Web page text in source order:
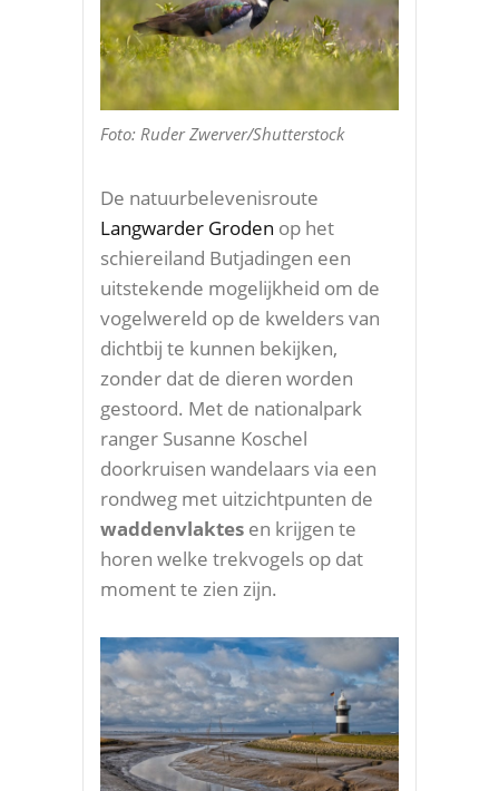
Foto: Ruder Zwerver/Shutterstock
De natuurbelevenisroute
Langwarder Groden op het
schiereiland Butjadingen een
uitstekende mogelijkheid om de
vogelwereld op de kwelders van
dichtbij te kunnen bekijken,
zonder dat de dieren worden
gestoord. Met de nationalpark
ranger Susanne Koschel
doorkruisen wandelaars via een
rondweg met uitzichtpunten de
waddenvlaktes en krijgen te
horen welke trekvogels op dat
moment te zien zijn.